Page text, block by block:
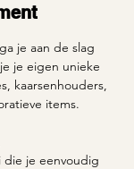
je aan de slag
je eigen unieke
kaarsenhouders,
items.
die je eenvoudig